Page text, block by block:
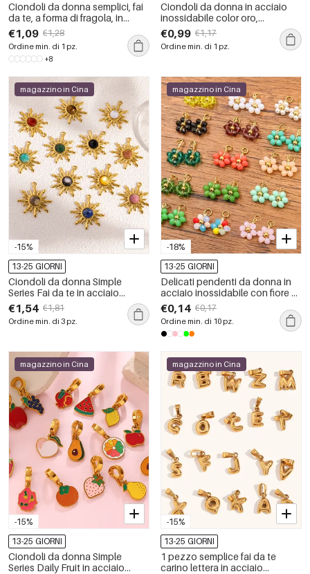
Ciondoli da donna semplici, fai
da te, a forma di fragola, in
acciaio inossidabile
impermeabile color oro.
€1,09 €1,28
Ordine min. di 1 pz.
+8
Ciondoli da donna in acciaio
inossidabile color oro,
impermeabili e decorati con
frutta smaltata.
€0,99 €1,17
Ordine min. di 1 pz.
-15%
magazzino in Cina
13-25 GIORNI
Ciondoli da donna Simple
Series Fai da te in acciaio
inossidabile, impermeabili, color
oro, con pietra naturale.
€1,54 €1,81
Ordine min. di 3 pz.
-18%
magazzino in Cina
13-25 GIORNI
Delicati pendenti da donna in
acciaio inossidabile con fiore di
cristallo naturale e impermeabili
€0,14 €0,17
Ordine min. di 10 pz.
-15%
magazzino in Cina
13-25 GIORNI
Ciondoli da donna Simple
Series Daily Fruit in acciaio
-15%
magazzino in Cina
13-25 GIORNI
1 pezzo semplice fai da te
carino lettera in acciaio